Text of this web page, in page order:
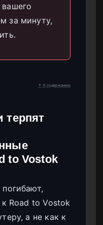
вашего
за минуту,
↑ К содержанию
терпят
to Vostok
Road to Vostok
а не как к